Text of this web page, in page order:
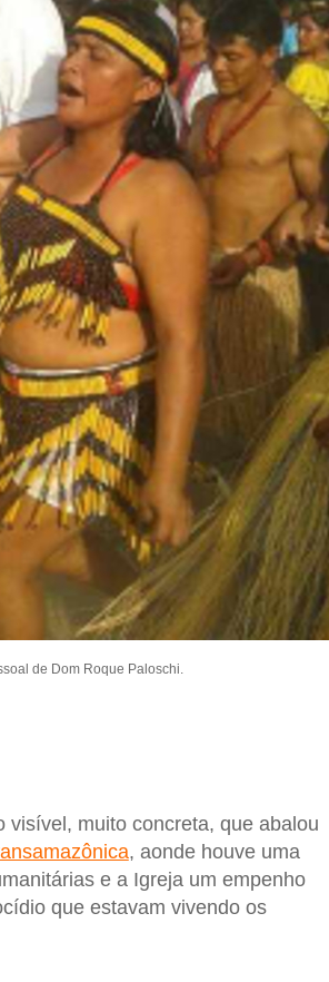
de Dom Roque Paloschi.
visível, muito concreta, que abalou
, aonde houve uma
e a Igreja um empenho
que estavam vivendo os